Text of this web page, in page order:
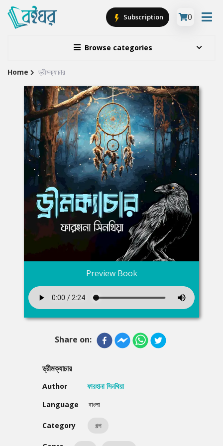
Browse categories
Subscription 0
Site
Breadcrumb
Home ড্রীমক্যাচার
Preview Book
Share on:
ড্রীমক্যাচার
Author
ফারহানা সিনথিয়া
Language
বাংলা
Category গল্প